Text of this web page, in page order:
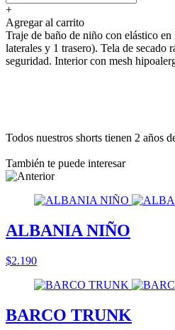
+
Agregar al carrito
Traje de baño de niño con elástico
laterales y 1 trasero). Tela de secado
seguridad. Interior con mesh
Todos nuestros shorts tienen 2 años
También te puede interesar
ALBANIA NIÑO
$2.190
BARCO TRUNK